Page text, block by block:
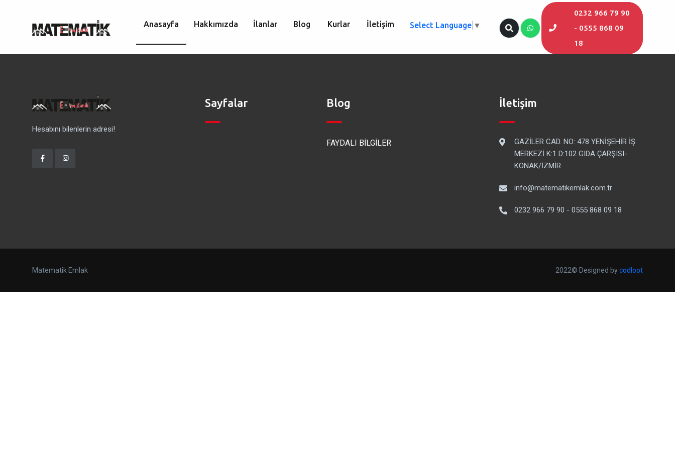
Anasayfa Hakkımızda İlanlar Blog Kurlar İletişim Select Language ▼
0232 966 79 90
- 0555 868 09
18
Hesabını bilenlerin adresi!
Sayfalar Blog
FAYDALI BİLGİLER
İletişim
GAZİLER CAD. NO: 478 YENİŞEHİR İŞ
MERKEZİ K:1 D:102 GIDA ÇARŞISI-
KONAK/İZMİR
info@matematikemlak.com.tr
0232 966 79 90 - 0555 868 09 18
Matematik Emlak 2022© Designed bycodloot